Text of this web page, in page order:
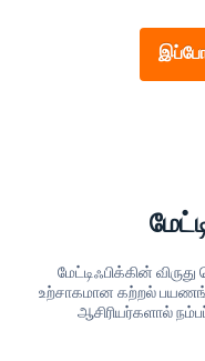
மேட்டிஃபிக்கின்
உற்சாகமான கற்றல்
ஆசிரியர்களால்